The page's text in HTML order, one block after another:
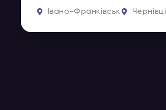
Івано-Франківськ Чернівці